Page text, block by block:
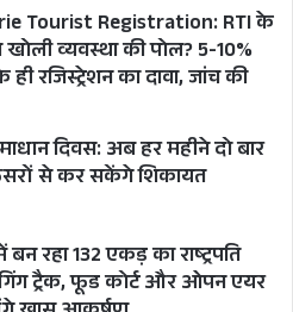
Tourist Registration: RTI के
व्यवस्था की पोल? 5-10%
रजिस्ट्रेशन का दावा, जांच की
दिवस: अब हर महीने दो बार
से कर सकेंगे शिकायत
रहा 132 एकड़ का राष्ट्रपति
ट्रैक, फूड कोर्ट और ओपन एयर